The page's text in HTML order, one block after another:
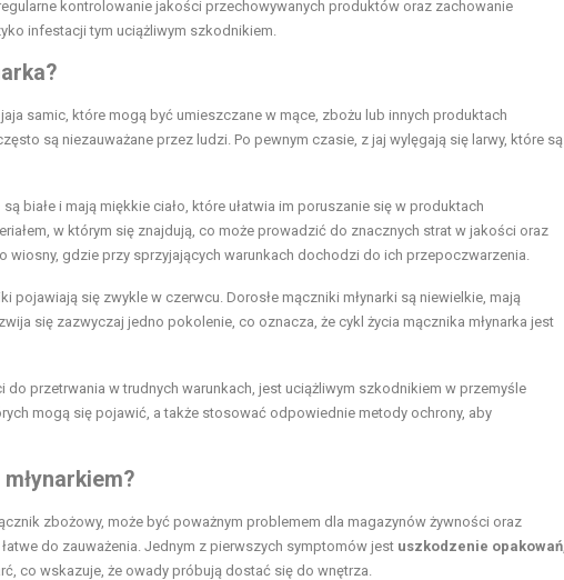
kontrolowanie jakości przechowywanych produktów oraz zachowanie
infestacji tym uciążliwym szkodnikiem.
samic, które mogą być umieszczane w mące, zbożu lub innych produktach
są niezauważane przez ludzi. Po pewnym czasie, z jaj wylęgają się larwy, które są
białe i mają miękkie ciało, które ułatwia im poruszanie się w produktach
w którym się znajdują, co może prowadzić do znacznych strat w jakości oraz
gdzie przy sprzyjających warunkach dochodzi do ich przepoczwarzenia.
pojawiają się zwykle w czerwcu. Dorosłe mączniki młynarki są niewielkie, mają
się zazwyczaj jedno pokolenie, co oznacza, że cykl życia mącznika młynarka jest
przetrwania w trudnych warunkach, jest uciążliwym szkodnikiem w przemyśle
mogą się pojawić, a także stosować odpowiednie metody ochrony, aby
zbożowy, może być poważnym problemem dla magazynów żywności oraz
do zauważenia. Jednym z pierwszych symptomów jest uszkodzenie opakowań
co wskazuje, że owady próbują dostać się do wnętrza.